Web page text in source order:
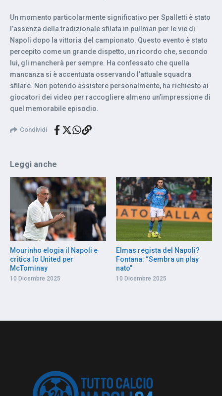
Un momento particolarmente significativo per Spalletti è stato
l’assenza della tradizionale sfilata in pullman per le vie di
Napoli dopo la vittoria del campionato. Questo evento è stato
percepito come un grande dispetto, un ricordo che, secondo
lui, gli mancherà per sempre. Ha confessato che quella
mancanza si è accentuata osservando l’attuale squadra
sfilare. Non potendo assistere personalmente, ha richiesto ai
giocatori dei video per raccogliere almeno un’impressione di
quel memorabile episodio.
Condividi
Leggi anche
Mourinho elogia il Napoli e
critica lo United per
McTominay
10 Dicembre 2025
Elmas regista del Napoli?
Fontana: “Sembra un play
nato”
10 Dicembre 2025